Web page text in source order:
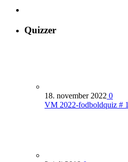
Quizzer
18. november 2022 0
VM 2022-fodboldquiz # 1